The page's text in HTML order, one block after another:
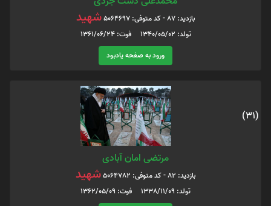
بازدید: 87 - کد متوفی: 5064697 شهید
تولد: 1340/05/02 فوت: 1361/06/24
ورود به صفحه یادبود
(31)
مرتضی امان آبادی
بازدید: 82 - کد متوفی: 5064782 شهید
تولد: 1338/11/09 فوت: 1362/05/09